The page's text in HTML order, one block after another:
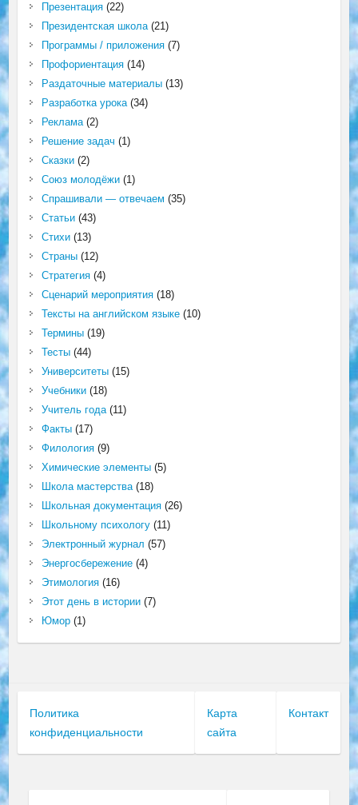
Презентация(22)
Президентская школа(21)
Программы / приложения(7)
Профориентация(14)
Раздаточные материалы(13)
Разработка урока(34)
Реклама(2)
Решение задач (1)
Сказки(2)
Союз молодёжи(1)
Спрашивали — отвечаем (35)
Статьи(43)
Стихи(13)
Страны(12)
Стратегия(4)
Сценарий мероприятия(18)
Тексты на английском языке(10)
Термины(19)
Тесты(44)
Университеты(15)
Учебники(18)
Учитель года(11)
Факты(17)
Филология(9)
Химические элементы(5)
Школа мастерства(18)
Школьная документация(26)
Школьному психологу(11)
Электронный журнал (57)
Энергосбережение(4)
Этимология(16)
Этот день в истории(7)
Юмор(1)
Политика
конфиденциальности
Карта
сайта
Контакт